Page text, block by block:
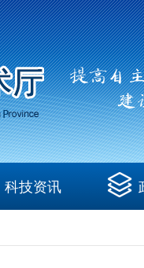
科技资讯